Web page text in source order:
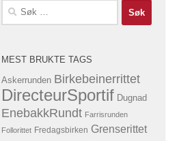
Søk
MEST BRUKTE TAGS
Askerrunden Birkebeinerrittet
DirecteurSportif Dugnad
EnebakkRundt Farrisrunden
Follorittet Fredagsbirken Grenserittet